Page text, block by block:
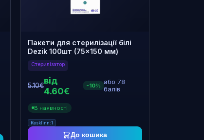
Пакети для стерилізації білі
Dezik 100шт (75×150 мм)
Стерилізатор
5.10€від
4.60€
-10% або 78
балів
В наявності
Kesklinn:1
До кошика